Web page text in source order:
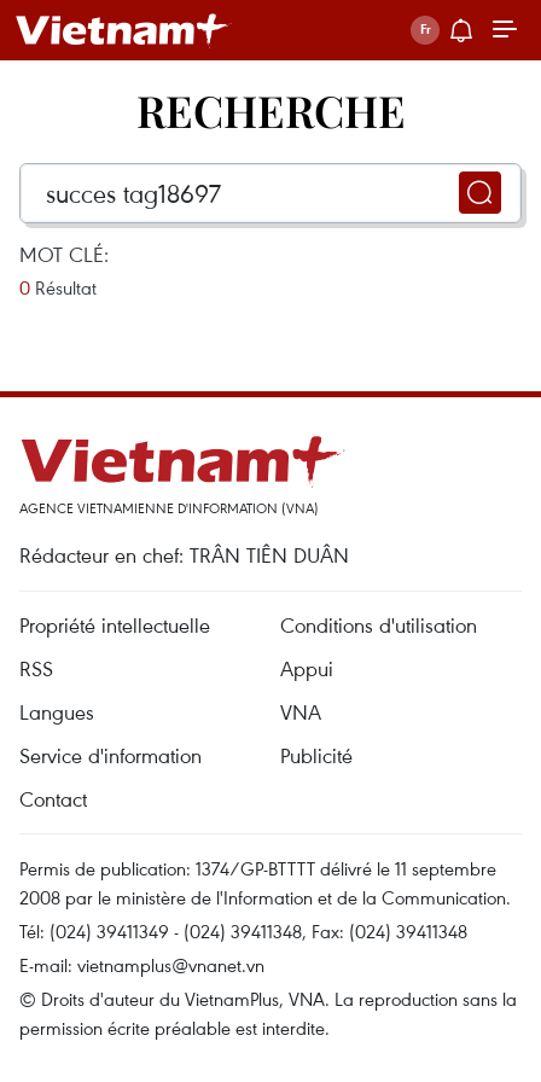
RECHERCHE
MOT CLÉ:
0 Résultat
AGENCE VIETNAMIENNE D'INFORMATION (VNA)
Rédacteur en chef: TRÂN TIÊN DUÂN
Propriété intellectuelle
Conditions d'utilisation
RSS
Appui
Langues
VNA
Service d'information
Publicité
Contact
Permis de publication: 1374/GP-BTTTT délivré le 11 septembre
2008 par le ministère de l'Information et de la Communication.
Tél: (024) 39411349 - (024) 39411348, Fax: (024) 39411348
E-mail: vietnamplus@vnanet.vn
© Droits d'auteur du VietnamPlus, VNA. La reproduction sans la
permission écrite préalable est interdite.